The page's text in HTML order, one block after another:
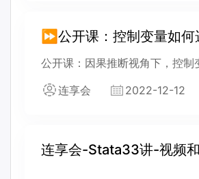
⏩公开课：控制变量如何
公开课：因果推断视角下，控制
连享会
2022-12-12
连享会-Stata33讲-视频